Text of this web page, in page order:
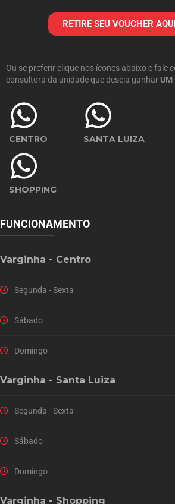
RETIRE SEU VOUCHER
Ou se preferir clique nos ícones abaixo e fale
consultora da unidade que deseja ganhar UM
CENTRO SANTA LUIZA
SHOPPING
FUNCIONAMENTO
Varginha - Centro
Segunda - Sexta
Sábado
Domingo
Varginha - Santa Luiza
Segunda - Sexta
Sábado
Domingo
Varginha - Shopping